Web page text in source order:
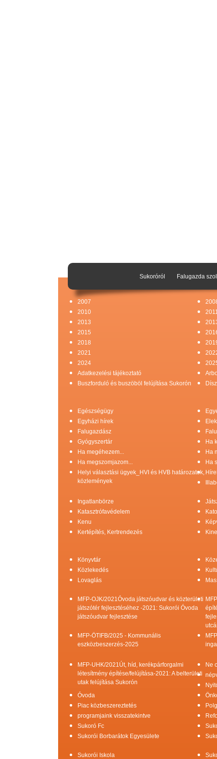
2007
2010
2013
2015
2018
2021
2024
Adatkezelési tájékoztató
Buszforduló és buszöböl felújítása Sukorón
Egészségügy
Egyházi hírek
Falugazdász
Gyógyszertár
Ha
Ha megéhezem...
Ha
Ha megszomjazom...
Ha
Helyi választási ügyek_HVI és HVB határozatok,
közlemények
Ingatlanbörze
Katasztrófavédelem
Kenu
Kertépítés, Kertrendezés
Könyvtár
Közlekedés
Lovaglás
MFP-OJK/2021Óvoda játszóudvar és közterületi
játszótér fejlesztéséhez -2021: Sukorói Óvoda
játszóudvar fejlesztése
MFP-ÖTIFB/2025 - Kommunális
eszközbeszerzés-2025
MFP-UHK/2021Út, híd, kerékpárforgalmi
létesítmény építése/felújítása-2021: A belterületi
utak felújítása Sukorón
Ne
Óvoda
Piac közbeszereztetés
programjaink visszatekintve
Sukoró Fc
Sukorói Borbarátok Egyesülete
Sukorói Iskola
Sukoróról Falugazda